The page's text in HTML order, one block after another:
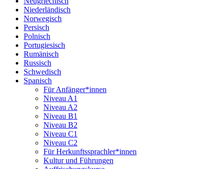
Niederländisch
Norwegisch
Persisch
Polnisch
Portugiesisch
Rumänisch
Russisch
Schwedisch
Spanisch
Für Anfänger*innen
Niveau A1
Niveau A2
Niveau B1
Niveau B2
Niveau C1
Niveau C2
Für Herkunftssprachler*innen
Kultur und Führungen